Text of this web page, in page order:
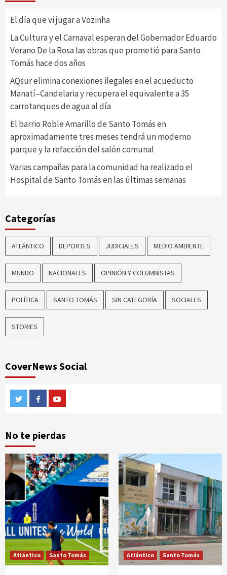
El día que vi jugar a Vozinha
La Cultura y el Carnaval esperan del Gobernador Eduardo
Verano De la Rosa las obras que prometió para Santo
Tomás hace dos años
AQsur elimina conexiones ilegales en el acueducto
Manatí–Candelaria y recupera el equivalente a 35
carrotanques de agua al día
El barrio Roble Amarillo de Santo Tomás en
aproximadamente tres meses tendrá un moderno
parque y la refacción del salón comunal
Varias campañas para la comunidad ha realizado el
Hospital de Santo Tomás en las últimas semanas
Categorías
ATLÁNTICO DEPORTES JUDICIALES MEDIO AMBIENTE
MUNDO NACIONALES OPINIÓN Y COLUMNISTAS
POLÍTICA SANTO TOMÁS SIN CATEGORÍA SOCIALES
STORIES
CoverNews Social
TwitterFacebook
No te pierdas
Atlántico Santo Tomás Atlántico Santo Tomás